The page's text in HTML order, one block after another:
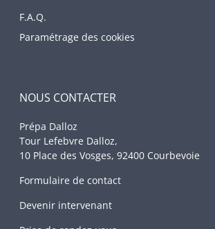
F.A.Q.
Paramétrage des cookies
NOUS CONTACTER
Prépa Dalloz
Tour Lefebvre Dalloz,
10 Place des Vosges, 92400 Courbevoie
Formulaire de contact
Devenir intervenant